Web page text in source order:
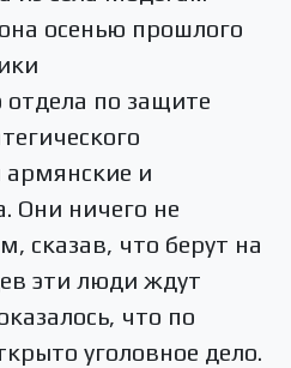
осенью прошлого
по защите
армянские и
Они ничего не
сказав, что берут на
эти люди ждут
что по
уголовное дело.